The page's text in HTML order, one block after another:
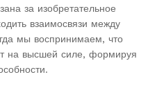
за изобретательное
взаимосвязи между
мы воспринимаем, что
на высшей силе, формируя